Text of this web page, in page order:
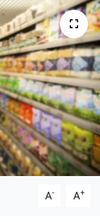
A- A+